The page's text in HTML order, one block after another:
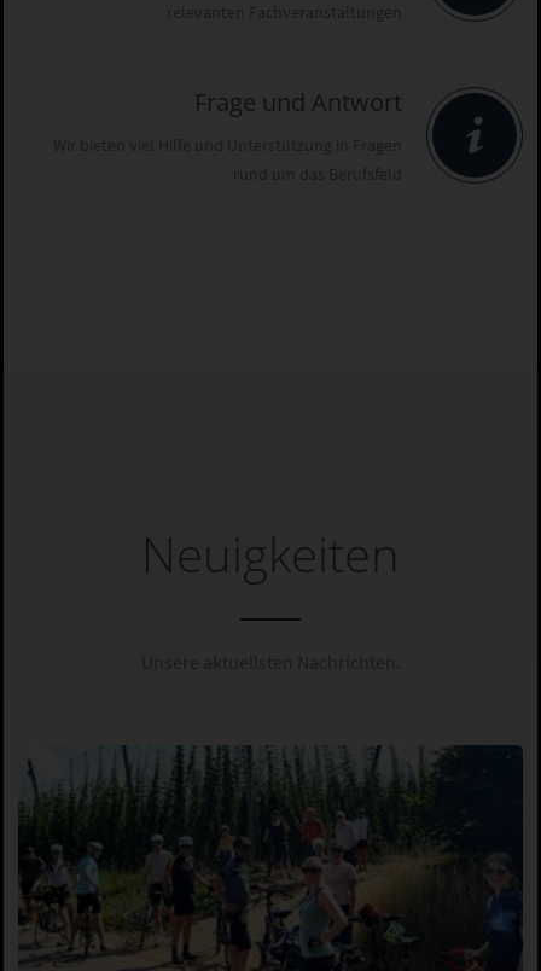
relevanten Fachveranstaltungen
Frage und Antwort
Wir bieten viel Hilfe und Unterstützung in Fragen
rund um das Berufsfeld
Neuigkeiten